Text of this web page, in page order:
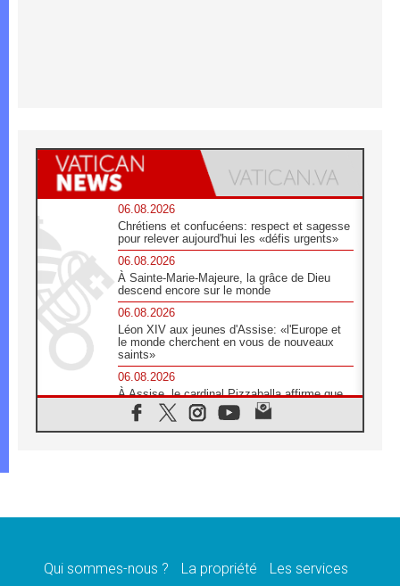
06.08.2026
Chrétiens et confucéens: respect et sagesse
pour relever aujourd'hui les «défis urgents»
06.08.2026
À Sainte-Marie-Majeure, la grâce de Dieu
descend encore sur le monde
06.08.2026
Léon XIV aux jeunes d'Assise: «l'Europe et
le monde cherchent en vous de nouveaux
saints»
06.08.2026
À Assise, le cardinal Pizzaballa affirme que
«les chrétiens veulent la paix»
06.08.2026
message de paix et de dignité humaine»
Qui sommes-nous ? La propriété Les services